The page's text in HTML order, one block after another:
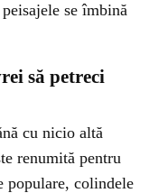
se îmbină
să petreci
cu nicio altă
renumită pentru
populare, colindele